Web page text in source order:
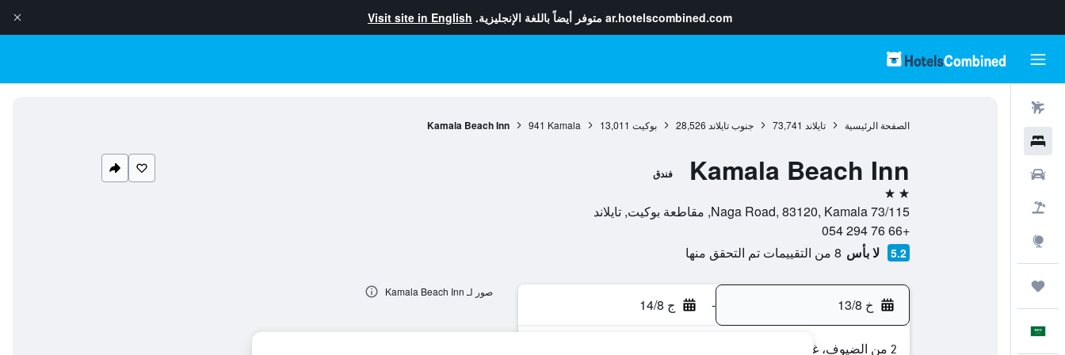
ar.hotelscombined.com متوفر أيضاً باللغة الإنجليزية. Visit site in English
الصفحة الرئيسية تايلاند 73,741 جنوب تايلاند 28,526 بوكيت 13,011
Kamala
941
Kamala Beach Inn
Kamala Beach Inn فندق
2 نجمتين
73/115 Naga Road, 83120, Kamala, مقاطعة بوكيت, تايلاند
+66 76 294 054
5.2 لا بأس 8 من التقييمات تم التحقق منها
خ 13/8 - ج 14/8
2 من الضيوف، غرفة واحدة
صور لـ Kamala Beach Inn